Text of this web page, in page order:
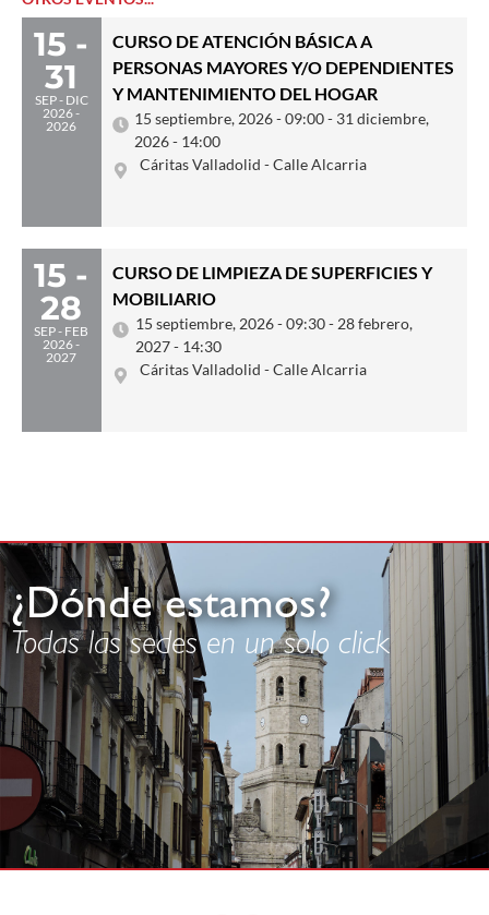
15 -
31
SEP - DIC
2026 -
2026
CURSO DE ATENCIÓN BÁSICA A
PERSONAS MAYORES Y/O DEPENDIENTES
Y MANTENIMIENTO DEL HOGAR
15 septiembre, 2026 - 09:00 - 31 diciembre,
2026 - 14:00
Cáritas Valladolid - Calle Alcarria
15 -
28
SEP - FEB
2026 -
2027
CURSO DE LIMPIEZA DE SUPERFICIES Y
MOBILIARIO
15 septiembre, 2026 - 09:30 - 28 febrero,
2027 - 14:30
Cáritas Valladolid - Calle Alcarria
¿Dónde estamos?
Todas las sedes en un solo click